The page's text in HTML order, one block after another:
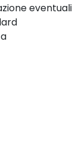
eventuali